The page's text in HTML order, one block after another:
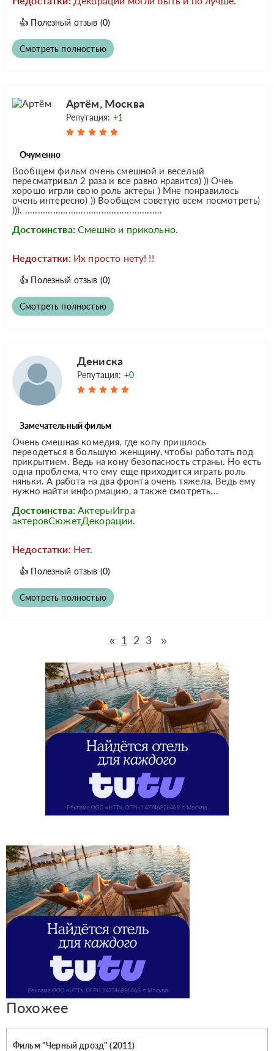
👍 Полезный отзыв (0)
Смотреть полностью
Артём, Москва
Репутация: +1
Очуменно
Вообщем фильм очень смешной и веселый
пересматривал 2 раза и все равно нравится) )) Очеь
хорошо игрли свою роль актеры ) Мне понравилось
очень интересно) )) Вообщем советую всем посмотреть)
))). ......................................................
Достоинства: Смешно и прикольно.
Недостатки: Их просто нету! !!
👍 Полезный отзыв (0)
Смотреть полностью
Дениска
Репутация: +0
Замечательный фильм
Очень смешная комедия, где копу пришлось
переодеться в большую женщину, чтобы работать под
прикрытием. Ведь на кону безопасность страны. Но есть
одна проблема, что ему еще приходится играть роль
няньки. А работа на два фронта очень тяжела. Ведь ему
нужно найти информацию, а также смотреть...
Достоинства: АктерыИгра
актеровСюжетДекорации.
Недостатки: Нет.
👍 Полезный отзыв (0)
Смотреть полностью
« 1 2 3 »
Похожее
Фильм "Черный дрозд" (2011)